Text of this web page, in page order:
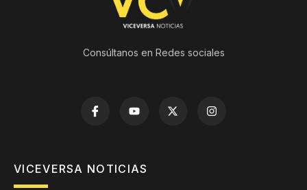
Consúltanos en Redes sociales
VICEVERSA NOTICIAS